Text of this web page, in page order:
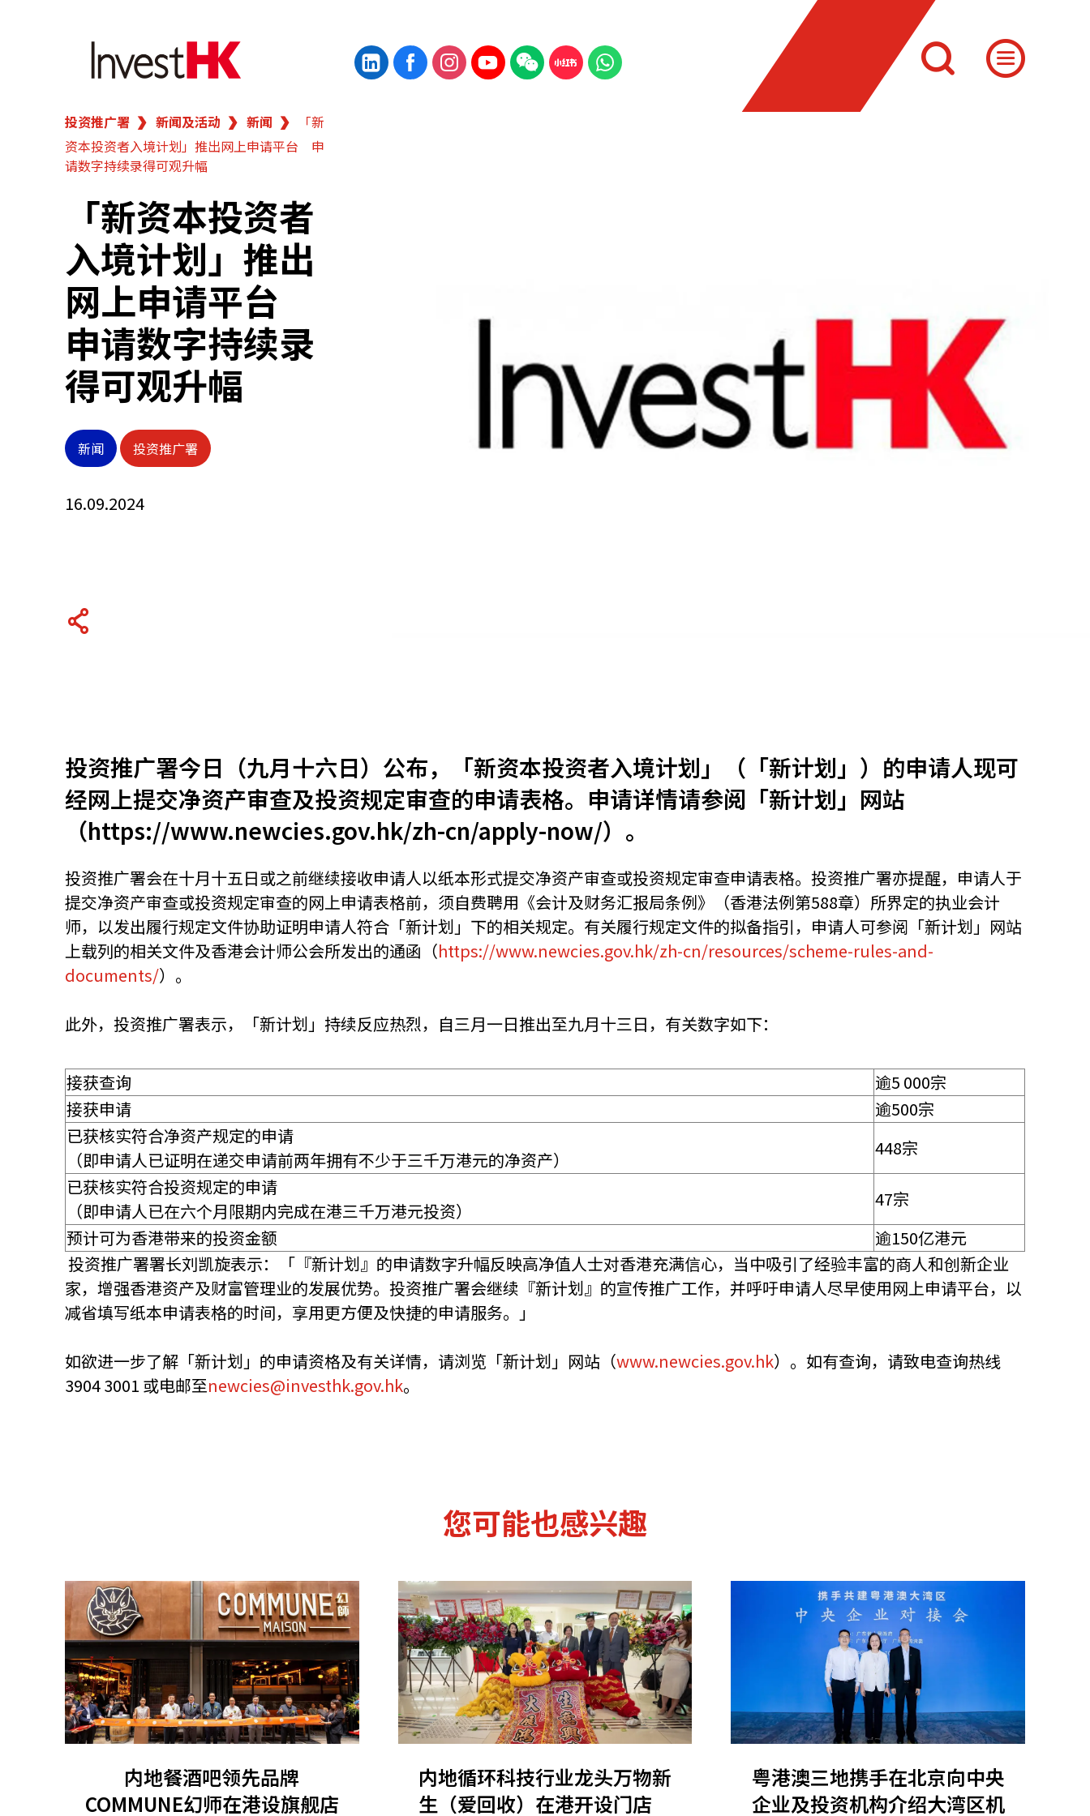
繁 简
香港营商优势
我们的客户
新闻及活动
业务领域
在港开业
关于我们
联系我们
资源中心 常见问题 商业机遇：政府招标公告 推荐表格 其他语文内容 招聘
关联网站
香港家族办公室 香港金融科技 新资本投资者入境计划 StartmeupHK
投资推广署 新闻及活动 新闻
「新
资本投资者入境计划」推出网上申请平台 申
请数字持续录得可观升幅
「新资本投资者
入境计划」推出
网上申请平台
申请数字持续录
得可观升幅
新闻 投资推广署
16.09.2024
投资推广署今日（九月十六日）公布，「新资本投资者入境计划」（「新计划」）的申请人现可
经网上提交净资产审查及投资规定审查的申请表格。申请详情请参阅「新计划」网站
（https://www.newcies.gov.hk/zh-cn/apply-now/）。
投资推广署会在十月十五日或之前继续接收申请人以纸本形式提交净资产审查或投资规定审查申请表格。投资推广署亦提醒，申请人于
提交净资产审查或投资规定审查的网上申请表格前，须自费聘用《会计及财务汇报局条例》（香港法例第588章）所界定的执业会计
师，以发出履行规定文件协助证明申请人符合「新计划」下的相关规定。有关履行规定文件的拟备指引，申请人可参阅「新计划」网站
上载列的相关文件及香港会计师公会所发出的通函（https://www.newcies.gov.hk/zh-cn/resources/scheme-rules-and-
documents/）。
此外，投资推广署表示，「新计划」持续反应热烈，自三月一日推出至九月十三日，有关数字如下：
接获查询
逾5 000宗
接获申请
逾500宗
已获核实符合净资产规定的申请
（即申请人已证明在递交申请前两年拥有不少于三千万港元的净资产）
448宗
已获核实符合投资规定的申请
（即申请人已在六个月限期内完成在港三千万港元投资）
47宗
预计可为香港带来的投资金额
逾150亿港元
投资推广署署长刘凯旋表示：「『新计划』的申请数字升幅反映高净值人士对香港充满信心，当中吸引了经验丰富的商人和创新企业
家，增强香港资产及财富管理业的发展优势。投资推广署会继续『新计划』的宣传推广工作，并呼吁申请人尽早使用网上申请平台，以
减省填写纸本申请表格的时间，享用更方便及快捷的申请服务。」
如欲进一步了解「新计划」的申请资格及有关详情，请浏览「新计划」网站（www.newcies.gov.hk）。如有查询，请致电查询热线
3904 3001 或电邮至newcies@investhk.gov.hk。
您可能也感兴趣
内地餐酒吧领先品牌
COMMUNE幻师在港设旗舰店
内地循环科技行业龙头万物新
生（爱回收）在港开设门店
粤港澳三地携手在北京向中央
企业及投资机构介绍大湾区机